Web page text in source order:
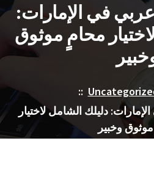
في الإمارات:
محامٍ موثوق
::
دليلك الشامل لاختيار
وخبير